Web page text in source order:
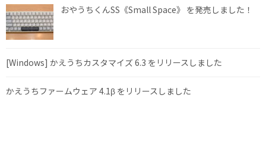
おやうちくんSS《Small Space》 を発売しました！
[Windows] かえうちカスタマイズ 6.3 をリリースしました
かえうちファームウェア 4.1β をリリースしました